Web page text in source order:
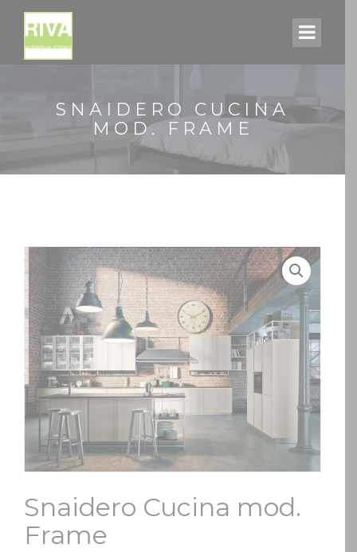
SNAIDERO CUCINA
MOD. FRAME
Snaidero Cucina mod.
Frame